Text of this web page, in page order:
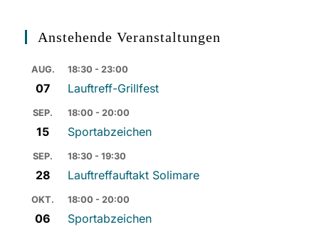
Anstehende Veranstaltungen
AUG.
07
18:30 - 23:00
Lauftreff-Grillfest
SEP.
15
18:00 - 20:00
Sportabzeichen
SEP.
28
18:30 - 19:30
Lauftreffauftakt Solimare
OKT.
06
18:00 - 20:00
Sportabzeichen